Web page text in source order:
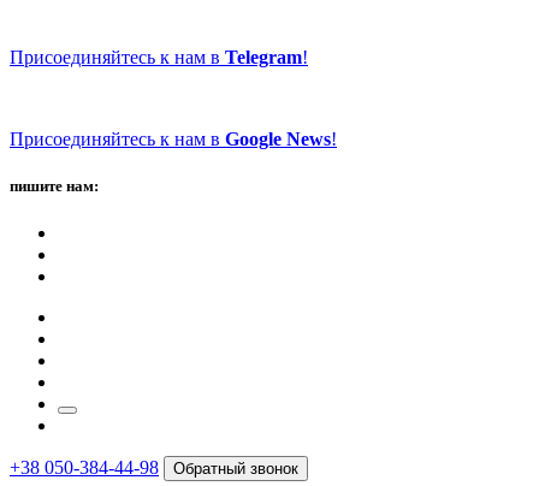
Присоединяйтесь к нам в Telegram!
Присоединяйтесь к нам в Google News!
пишите нам:
+38 050-384-44-98 Обратный звонок